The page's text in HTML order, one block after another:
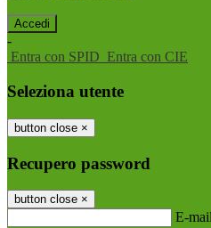
-
Entra con SPID Entra con CIE
Seleziona utente
button close ×
Recupero password
button close ×
E-mail